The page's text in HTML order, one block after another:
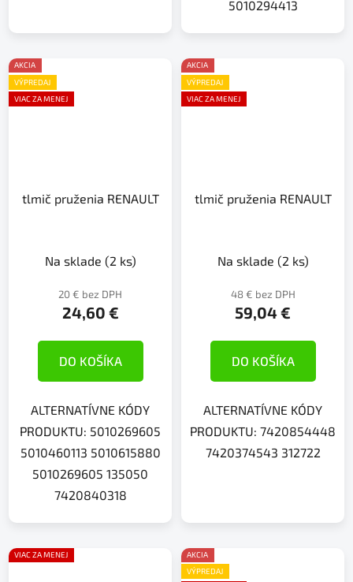
5010294413
AKCIA
VÝPREDAJ
VIAC ZA MENEJ
tlmič pruženia RENAULT
Na sklade (2 ks)
20 € bez DPH
24,60 €
DO KOŠÍKA
ALTERNATÍVNE KÓDY
PRODUKTU: 5010269605
5010460113 5010615880
5010269605 135050
7420840318
AKCIA
VÝPREDAJ
VIAC ZA MENEJ
tlmič pruženia RENAULT
Na sklade (2 ks)
48 € bez DPH
59,04 €
DO KOŠÍKA
ALTERNATÍVNE KÓDY
PRODUKTU: 7420854448
7420374543 312722
VIAC ZA MENEJ
AKCIA
VÝPREDAJ